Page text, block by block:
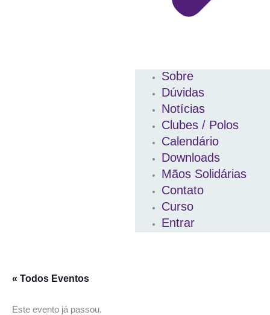
Sobre
Dúvidas
Notícias
Clubes / Polos
Calendário
Downloads
Mãos Solidárias
Contato
Curso
Entrar
« Todos Eventos
Este evento já passou.